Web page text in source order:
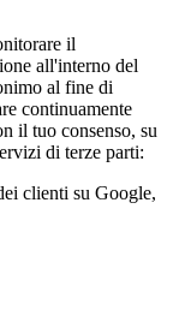
il
all'interno del
al fine di
continuamente
il tuo consenso, su
di terze parti:
clienti su Google,